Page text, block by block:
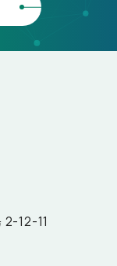
12-11